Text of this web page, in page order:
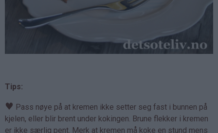
Tips:
♥ Pass nøye på at kremen ikke setter seg fast i bunnen på
kjelen, eller blir brent under kokingen. Brune flekker i kremen
er ikke særlig pent. Merk at kremen må koke en stund mens